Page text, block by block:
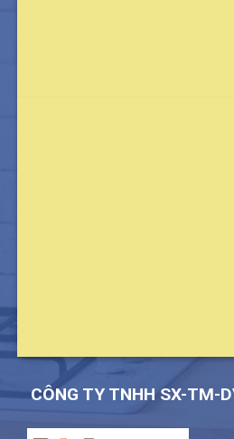
CÔNG TY TNHH SX-TM-